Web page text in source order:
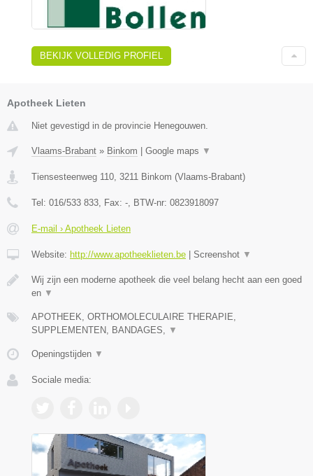
BEKIJK VOLLEDIG PROFIEL
Apotheek Lieten
Niet gevestigd in de provincie Henegouwen.
Vlaams-Brabant » Binkom Google maps ▼
Tiensesteenweg 110 3211 Binkom (Vlaams-Brabant)
Tel: 016/533 833 , Fax: - , BTW-nr: 0823918097
E-mail › Apotheek Lieten
Website: http://www.apotheeklieten.be Screenshot ▼
Wij zijn een moderne apotheek die veel belang hecht aan een goed
en ▼
APOTHEEK, ORTHOMOLECULAIRE THERAPIE,
SUPPLEMENTEN, BANDAGES,
▼
Openingstijden ▼
Sociale media: